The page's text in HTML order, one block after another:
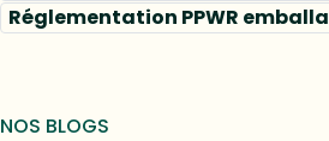
Réglementation PPWR
NOS BLOGS